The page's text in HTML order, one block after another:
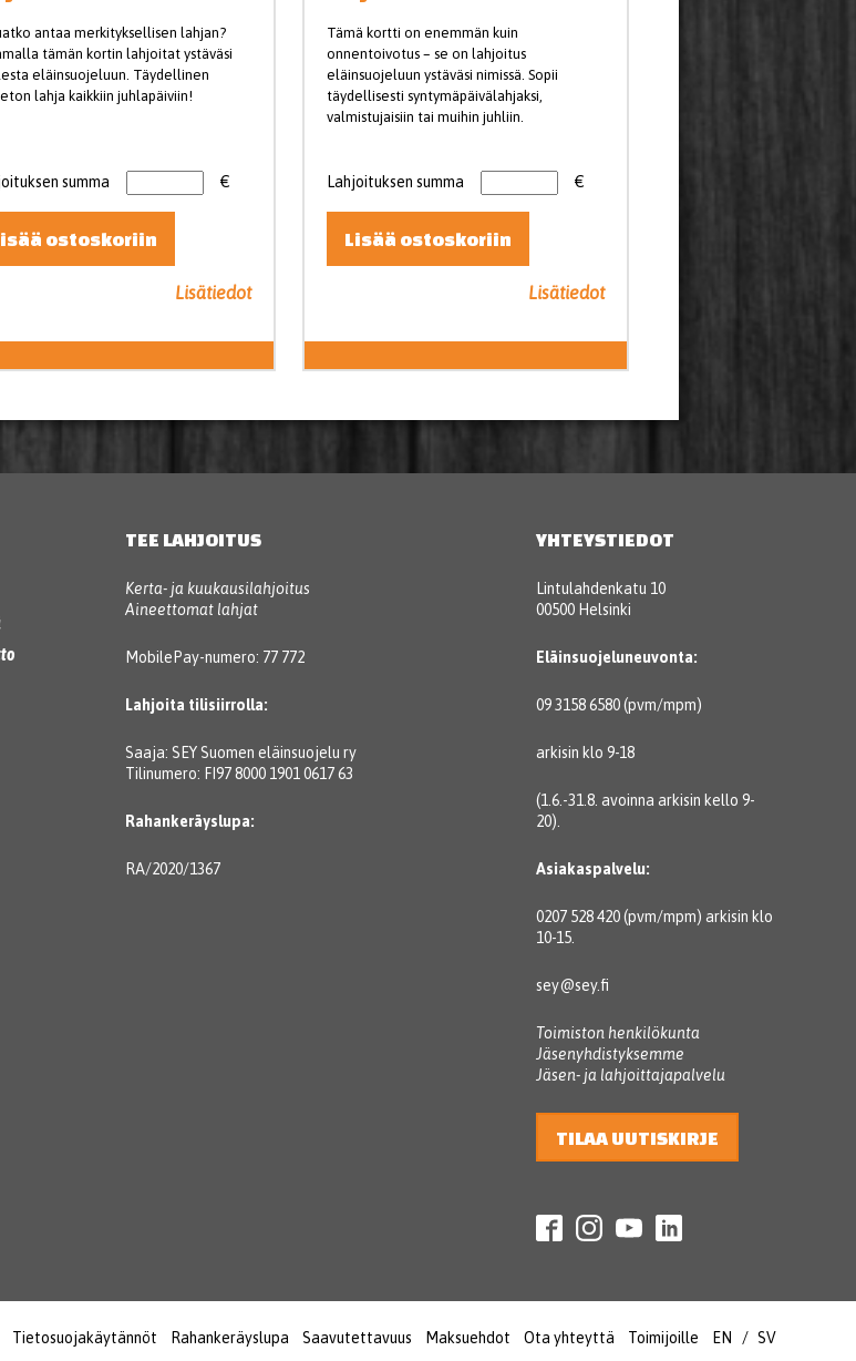
antaa merkityksellisen lahjan?
tämän kortin lahjoitat ystäväsi
eläinsuojeluun. Täydellinen
lahja kaikkiin juhlapäiviin!
summa €
ostoskoriin
Lisätiedot
Tämä kortti on enemmän kuin
onnentoivotus – se on lahjoitus
eläinsuojeluun ystäväsi nimissä. Sopii
täydellisesti syntymäpäivälahjaksi,
valmistujaisiin tai muihin juhliin.
Lahjoituksen summa €
Lisää ostoskoriin
Lisätiedot
TEE LAHJOITUS
Kerta- ja kuukausilahjoitus
Aineettomat lahjat
MobilePay-numero: 77 772
Lahjoita tilisiirrolla:
Saaja: SEY Suomen eläinsuojelu ry
Tilinumero: FI97 8000 1901 0617 63
Rahankeräyslupa:
RA/2020/1367
YHTEYSTIEDOT
Lintulahdenkatu 10
00500 Helsinki
Eläinsuojeluneuvonta:
09 3158 6580 (pvm/mpm)
arkisin klo 9-18
(1.6.-31.8. avoinna arkisin kello 9-
20).
Asiakaspalvelu:
0207 528 420 (pvm/mpm) arkisin klo
10-15.
sey@sey.fi
Toimiston henkilökunta
Jäsenyhdistyksemme
Jäsen- ja lahjoittajapalvelu
TILAA UUTISKIRJE
Tietosuojakäytännöt Rahankeräyslupa Saavutettavuus Maksuehdot Ota yhteyttä Toimijoille EN SV